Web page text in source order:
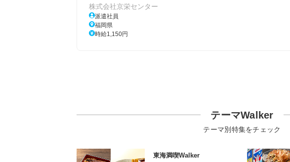
株式会社京栄センター
派遣社員
福岡県
時給1,150円
テーマWalker
テーマ別特集をチェック
東海満喫Walker